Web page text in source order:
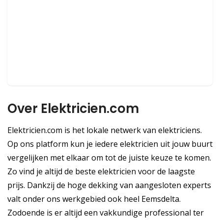
Over Elektricien.com
Elektricien.com is het lokale netwerk van elektriciens.
Op ons platform kun je iedere elektricien uit jouw buurt
vergelijken met elkaar om tot de juiste keuze te komen.
Zo vind je altijd de beste elektricien voor de laagste
prijs. Dankzij de hoge dekking van aangesloten experts
valt onder ons werkgebied ook heel Eemsdelta.
Zodoende is er altijd een vakkundige professional ter